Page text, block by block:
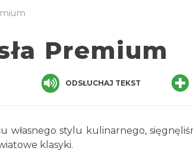
Premium
ODSŁUCHAJ TEKST
własnego stylu kulinarnego,
klasyki.